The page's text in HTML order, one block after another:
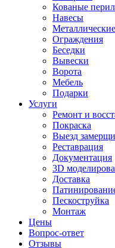
Кованые
Навесы
Ограждения
Беседки
Вывески
Ворота
Мебель
Подарки
Услуги
Ремонт и
Покраска
Выезд
Реставрация
Документация
3D
Доставка
Пескоструйка
Монтаж
Цены
Вопрос-ответ
Отзывы